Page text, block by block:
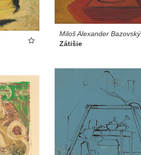
Miloš Alexander Bazovský
Zátišie